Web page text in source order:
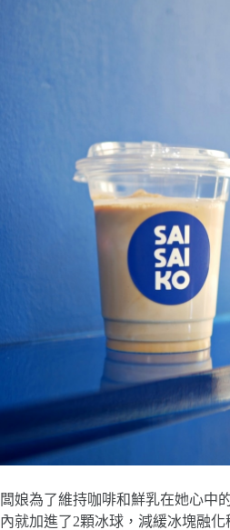
闆娘為了維持咖啡和鮮乳在她心中
內就加進了2顆冰球，減緩冰塊融